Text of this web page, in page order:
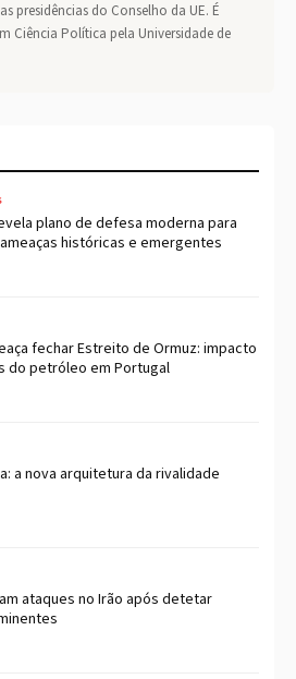
presidências do Conselho da UE. É
Ciência Política pela Universidade de
plano de defesa moderna para
históricas e emergentes
fechar Estreito de Ormuz: impacto
do petróleo em Portugal
a nova arquitetura da rivalidade
ataques no Irão após detetar